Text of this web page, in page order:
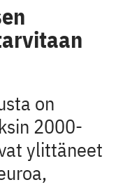
on
2000-
ylittäneet